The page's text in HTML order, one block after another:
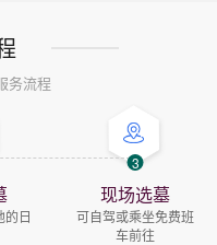
务流程
的日
3
现场选墓
可自驾或乘坐免费班
车前往